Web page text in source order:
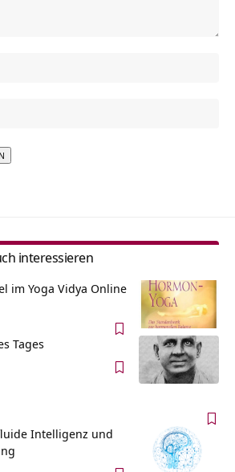
interessieren
im Yoga Vidya Online
Tages
Intelligenz und